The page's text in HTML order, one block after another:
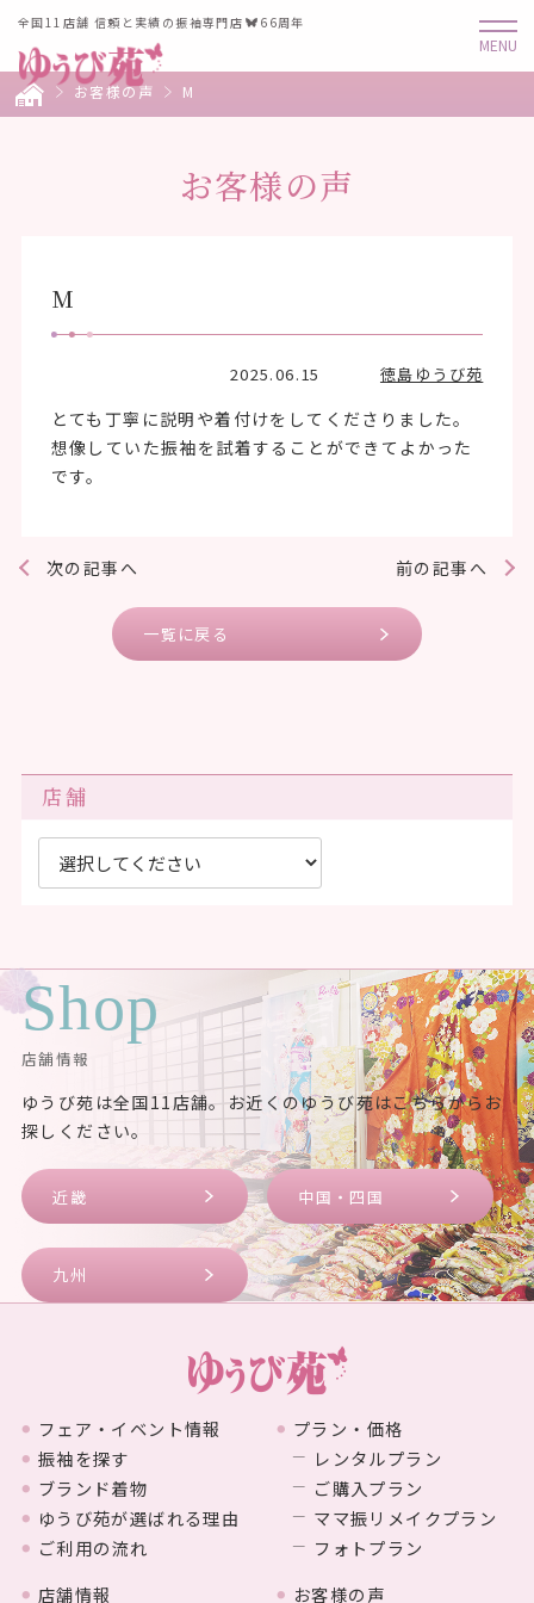
全国11店舗 信頼と実績の振袖専門店 66周年
お客様の声 M
お客様の声
M
2025.06.15 徳島ゆうび苑
とても丁寧に説明や着付けをしてくださりました。
想像していた振袖を試着することができてよかった
です。
前の記事へ
次の記事へ
一覧に戻る
店舗
Shop
店舗情報
ゆうび苑は全国11店舗。お近くのゆうび苑はこちらからお
探しください。
近畿 中国・四国
九州
フェア・イベント情報
振袖を探す
ブランド着物
ゆうび苑が選ばれる理由
ご利用の流れ
プラン・価格
レンタルプラン
ご購入プラン
ママ振リメイクプラン
フォトプラン
店舗情報
お客様の声